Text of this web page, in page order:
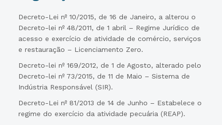
Decreto-Lei nº 10/2015, de 16 de Janeiro, a alterou o
Decreto-lei nº 48/2011, de 1 abril – Regime Jurídico de
acesso e exercício de atividade de comércio, serviços
e restauração – Licenciamento Zero.
Decreto-lei nº 169/2012, de 1 de Agosto, alterado pelo
Decreto-lei nº 73/2015, de 11 de Maio – Sistema de
Indústria Responsável (SIR).
Decreto-Lei nº 81/2013 de 14 de Junho – Estabelece o
regime do exercício da atividade pecuária (REAP).